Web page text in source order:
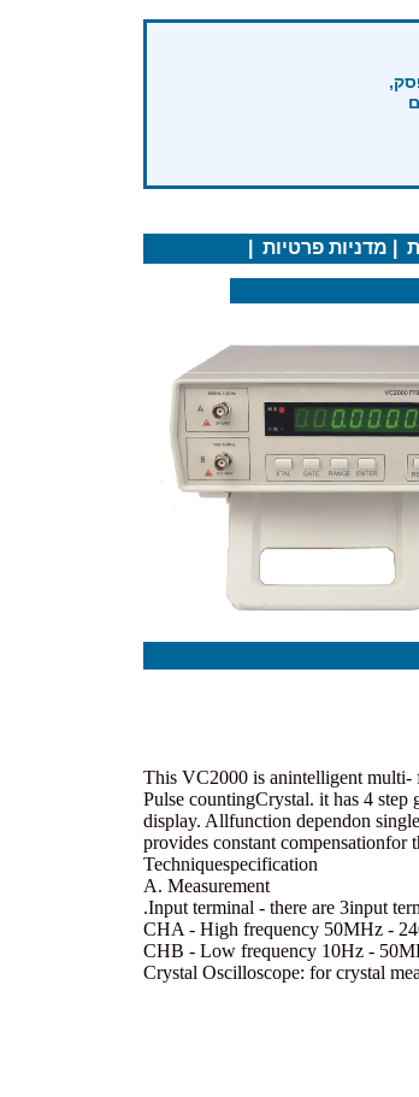
מדניות פרטיות
This VC2000 is an
Pulse counting
display. All
provides constant compensation
Technique
A. Measurement
.Input terminal - there are 3
CHA - High frequency 50MHz -
CHB - Low frequency 10Hz -
Crystal Oscilloscope: for crystal